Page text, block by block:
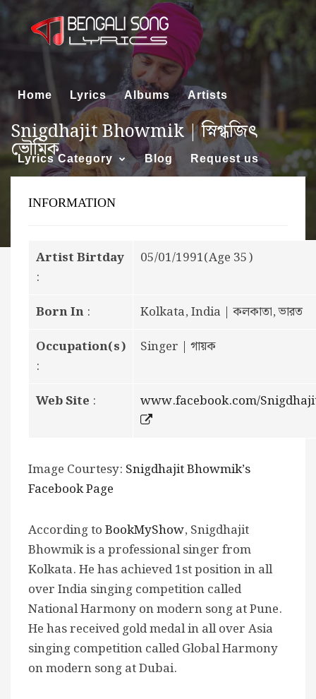
Home Lyrics Albums Artists
Lyrics Category Blog Request us
Snigdhajit Bhowmik | স্নিগ্ধজিৎ
ভৌমিক
INFORMATION
Artist Birtday
:
05/01/1991(Age 35)
Born In :
Kolkata, India | কলকাতা, ভারত
Occupation(s)
:
Singer | গায়ক
Web Site : www.facebook.com/
Image Courtesy: Snigdhajit Bhowmik’s
Facebook Page
According toBookMyShow, Snigdhajit
Bhowmik is a professional singer from
Kolkata. He has achieved 1st position in all
over India singing competition called
National Harmony on modern song at Pune.
He has received gold medal in all over Asia
singing competition called Global Harmony
on modern song at Dubai.